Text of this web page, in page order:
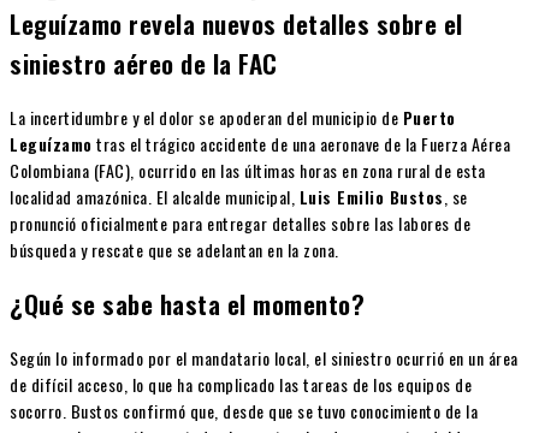
Leguízamo revela nuevos detalles sobre el
siniestro aéreo de la FAC
La incertidumbre y el dolor se apoderan del municipio de Puerto
Leguízamotras el trágico accidente de una aeronave de la Fuerza Aérea
Colombiana (FAC), ocurrido en las últimas horas en zona rural de esta
localidad amazónica. El alcalde municipal, Luis Emilio Bustos , se
pronunció oficialmente para entregar detalles sobre las labores de
búsqueda y rescate que se adelantan en la zona.
¿Qué se sabe hasta el momento?
Según lo informado por el mandatario local, el siniestro ocurrió en un área
de difícil acceso, lo que ha complicado las tareas de los equipos de
socorro. Bustos confirmó que, desde que se tuvo conocimiento de la